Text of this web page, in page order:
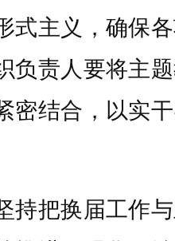
式主义，确保
负责人要将主
密结合，以实
把换届工作与